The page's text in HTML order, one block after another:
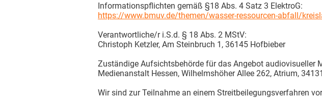
Informationspflichten gemäß §18 Abs. 4 Satz 3 ElektroG:
https://www.bmuv.de/themen/wasser-ressourcen-abfall/
Verantwortliche/r i.S.d. § 18 Abs. 2 MStV:
Christoph Ketzler, Am Steinbruch 1, 36145 Hofbieber
Zuständige Aufsichtsbehörde für das Angebot audiovisueller
Medienanstalt Hessen, Wilhelmshöher Allee 262, Atrium,
Wir sind zur Teilnahme an einem Streitbeilegungsverfahren